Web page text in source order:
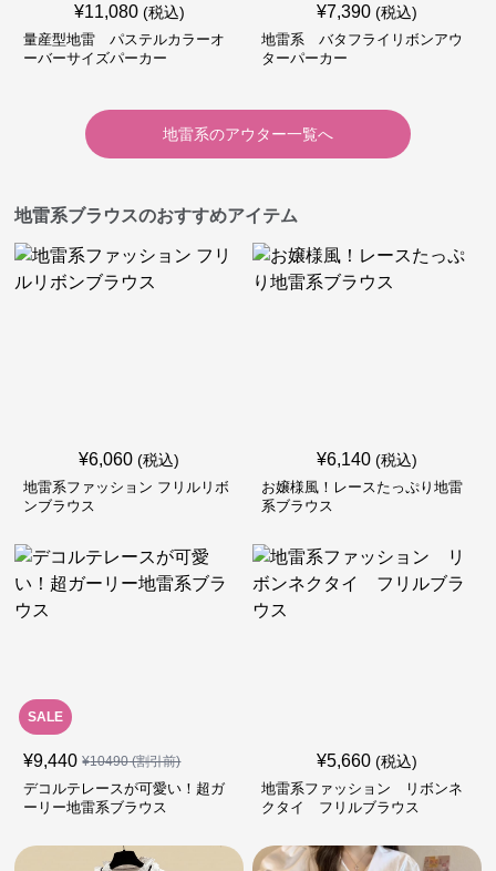
¥11,080 (税込)
量産型地雷 パステルカラーオ
ーバーサイズパーカー
¥7,390 (税込)
地雷系 バタフライリボンアウ
ターパーカー
地雷系のアウター一覧へ
地雷系ブラウスのおすすめアイテム
¥6,060 (税込)
地雷系ファッション フリルリボ
ンブラウス
¥6,140 (税込)
お嬢様風！レースたっぷり地雷
系ブラウス
SALE
¥9,440 ¥10490(割引前)
デコルテレースが可愛い！超ガ
ーリー地雷系ブラウス
¥5,660 (税込)
地雷系ファッション リボンネ
クタイ フリルブラウス